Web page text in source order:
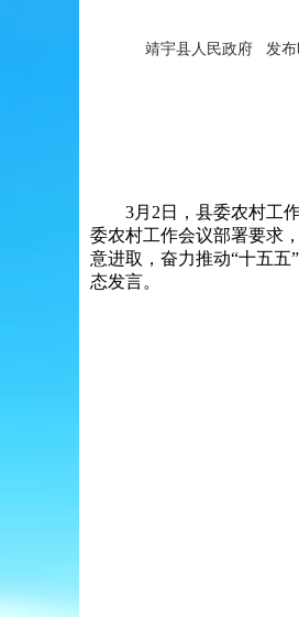
靖宇县人民政府 发
3月2日，县委农村工作
委农村工作会议部署要求
意进取，奋力推动“十五
态发言。